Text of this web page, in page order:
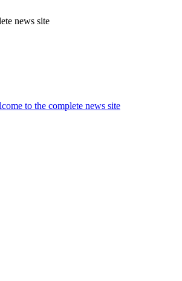
news site
to the complete news site